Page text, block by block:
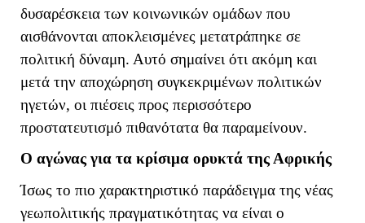
δυσαρέσκεια των κοινωνικών ομάδων που
αισθάνονται αποκλεισμένες μετατράπηκε σε
πολιτική δύναμη. Αυτό σημαίνει ότι ακόμη και
μετά την αποχώρηση συγκεκριμένων πολιτικών
ηγετών, οι πιέσεις προς περισσότερο
προστατευτισμό πιθανότατα θα παραμείνουν.
Ο αγώνας για τα κρίσιμα ορυκτά της Αφρικής
Ίσως το πιο χαρακτηριστικό παράδειγμα της νέας
γεωπολιτικής πραγματικότητας να είναι ο